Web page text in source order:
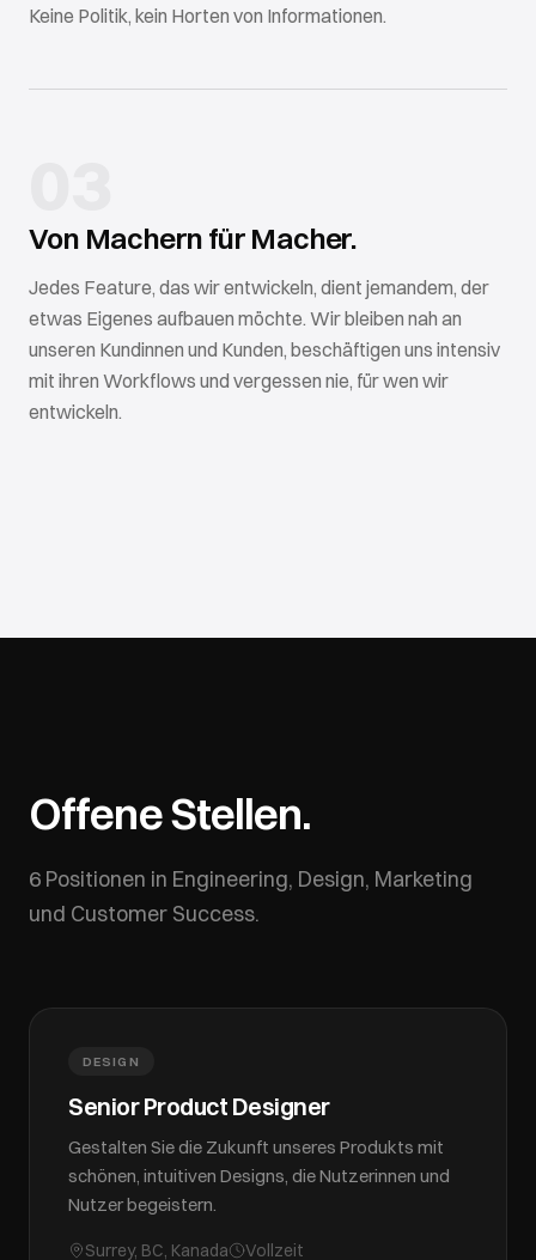
Keine Politik, kein Horten von Informationen.
Von Machern für Macher.
Jedes Feature, das wir entwickeln, dient jemandem, der
etwas Eigenes aufbauen möchte. Wir bleiben nah an
unseren Kundinnen und Kunden, beschäftigen uns intensiv
mit ihren Workflows und vergessen nie, für wen wir
entwickeln.
Offene Stellen.
6 Positionen in Engineering, Design, Marketing
und Customer Success.
DESIGN
Senior Product Designer
Gestalten Sie die Zukunft unseres Produkts mit
schönen, intuitiven Designs, die Nutzerinnen und
Nutzer begeistern.
Surrey, BC, Kanada Vollzeit